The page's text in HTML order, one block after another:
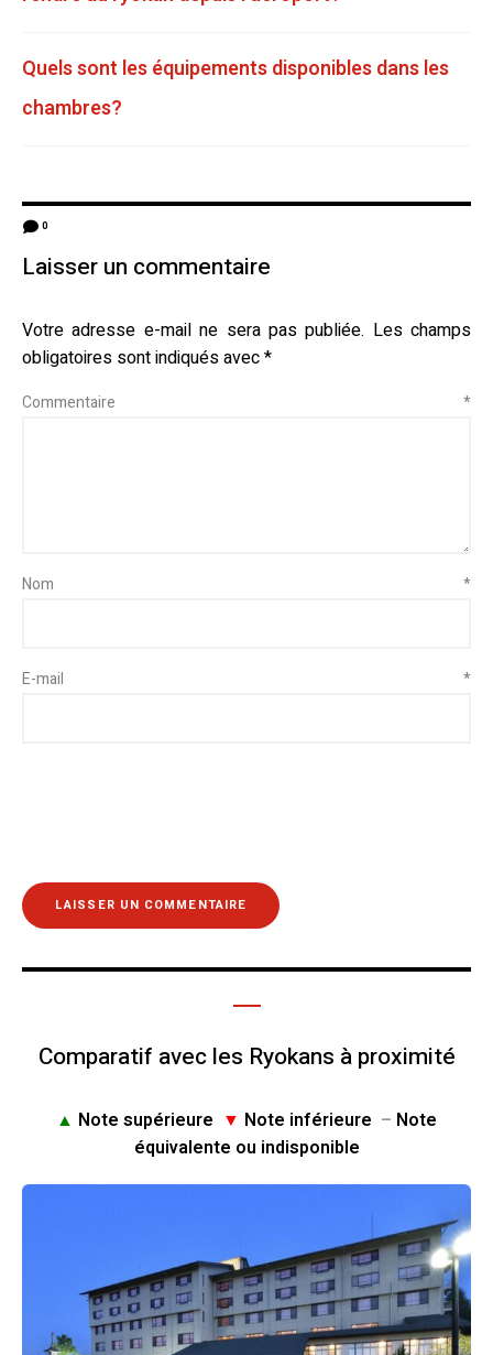
Quels sont les équipements disponibles dans les
chambres?
0
Laisser un commentaire
Votre adresse e-mail ne sera pas publiée. Les champs
obligatoires sont indiqués avec*
Commentaire *
Nom *
E-mail *
Comparatif avec les Ryokans à proximité
▲ Note supérieure ▼ Note inférieure – Note
équivalente ou indisponible